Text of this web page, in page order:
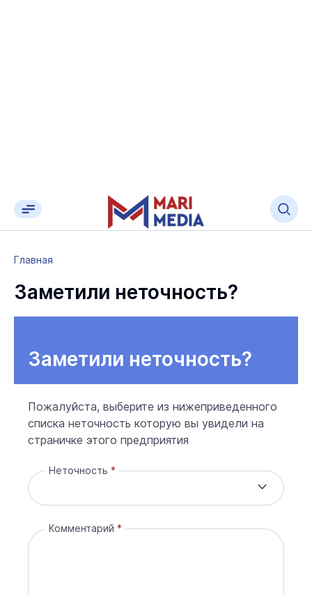
Главная
Заметили неточность?
Заметили неточность?
Пожалуйста, выберите из нижеприведенного
списка неточность которую вы увидели на
страничке этого предприятия
Неточность
Комментарий